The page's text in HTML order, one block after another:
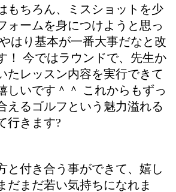
もちろん、ミスショットを少
ォームを身につけようと思っ
はり基本が一番大事だなと改
！ 今ではラウンドで、先生か
たレッスン内容を実行できて
しいです＾＾ これからもずっ
えるゴルフという魅力溢れる
行きます?
と付き合う事ができて、嬉し
だまだ若い気持ちになれま